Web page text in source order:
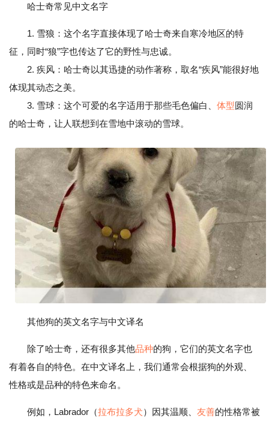
哈士奇常见中文名字
1. 雪狼：这个名字直接体现了哈士奇来自寒冷地区的特
征，同时“狼”字也传达了它的野性与忠诚。
2. 疾风：哈士奇以其迅捷的动作著称，取名“疾风”能很好地
体现其动态之美。
3. 雪球：这个可爱的名字适用于那些毛色偏白、 体型圆润
的哈士奇，让人联想到在雪地中滚动的雪球。
其他狗的英文名字与中文译名
除了哈士奇，还有很多其他品种的狗，它们的英文名字也
有着各自的特色。在中文译名上，我们通常会根据狗的外观、
性格或是品种的特色来命名。
例如，Labrador（拉布拉多犬）因其温顺、 友善的性格常被